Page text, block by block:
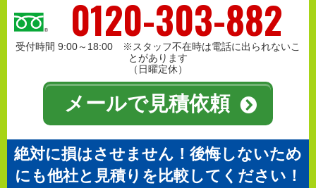
0120-303-882
受付時間 9:00～18:00 ※スタッフ不在時は電話に出られないこ
とがあります
（日曜定休）
メールで見積依頼
絶対に損はさせません！後悔しないため
にも他社と見積りを比較してください！